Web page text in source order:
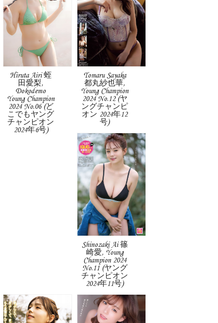
Hiruta Airi 蛭
田愛梨,
Dokodemo
Young Champion
2024 No.06 (ど
こでもヤング
チャンピオン
2024年6号)
Tomaru Sayaka
都丸紗也華,
Young Champion
2024 No.12 (ヤ
ングチャンピ
オン 2024年12
号)
Shinozaki Ai 篠
崎愛, Young
Champion 2024
No.11 (ヤング
チャンピオン
2024年11号)